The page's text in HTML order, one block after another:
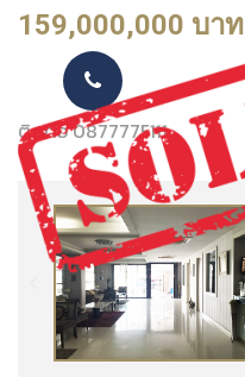
159,000,000 บาท
ติดต่อ 0877775111